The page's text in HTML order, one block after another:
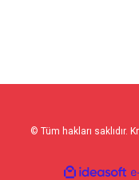
© Tüm hakları saklıdır.